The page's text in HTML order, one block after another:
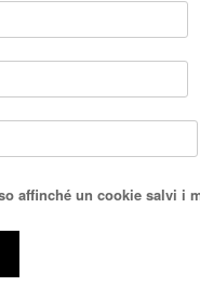
affinché un cookie salvi i